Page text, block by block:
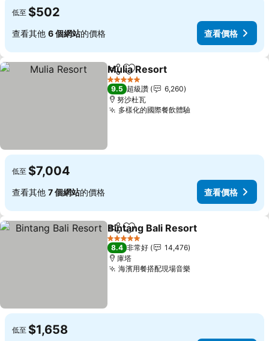
低至 $502
查看其他 6 個網站的價格 查看價格
分享 加入我的最愛
Mulia Resort
5 星級
9.5 超級讚
6,260
努沙杜瓦
多樣化的國際餐飲體驗查看價格
低至 $7,004
查看其他 7 個網站的價格 查看價格
分享 加入我的最愛
Bintang Bali Resort
5 星級
8.4 非常好
14,476
庫塔
海濱用餐搭配現場音樂
低至 $1,658